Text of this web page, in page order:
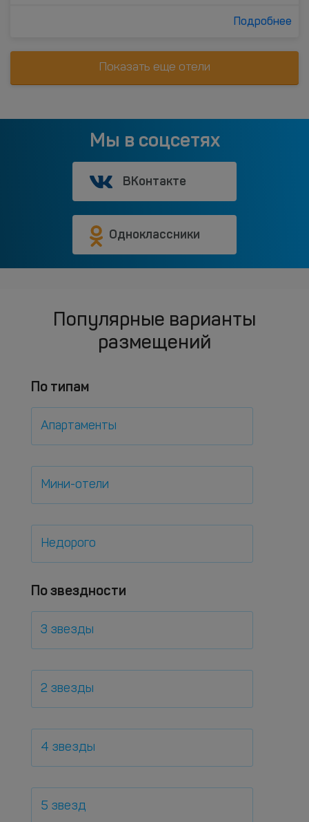
Подробнее
Показать еще отели
Мы в соцсетях
ВКонтакте
Одноклассники
Популярные варианты
размещений
По типам
Апартаменты
Мини-отели
Недорого
По звездности
3 звезды
2 звезды
4 звезды
5 звезд